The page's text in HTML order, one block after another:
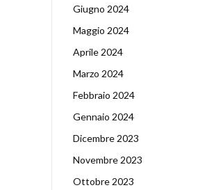
Giugno 2024
Maggio 2024
Aprile 2024
Marzo 2024
Febbraio 2024
Gennaio 2024
Dicembre 2023
Novembre 2023
Ottobre 2023